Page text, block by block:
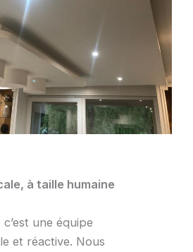
à taille humaine
une équipe
et réactive. Nous